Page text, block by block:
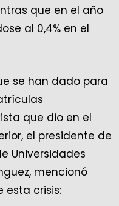
que en el año
al 0,4% en el
se han dado para
que dio en el
el presidente de
Universidades
mencionó
esta crisis: